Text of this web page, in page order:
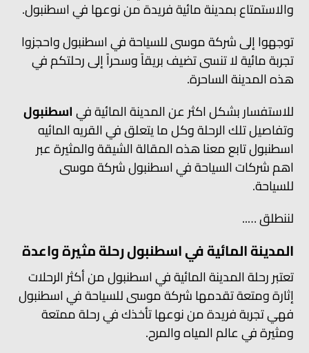
والاستمتاع بمدينة مائية فريدة من نوعها في اسطنبول.
توجهوا إلى شركة موسى للسياحة في اسطنبول واحجزوا
تجربة مائية لا تنسى تضيف بريقاً وسحراً إلى رحلتكم في
هذه المدينة الساحرة.
للاستفسار بشكل اكثر عن المدينة المائية فياسطنبول
وتفاصيل تلك الرحلة وكل ما يتعلق في القريه المائيه
اسطنبول تابع معنا هذه المقالة الشيقة والمثيرة عبر
اهم شركات السياحة في اسطنبول شركة موسى
للسياحة.
لننطلق …..
المدينة المائية في اسطنبول رحلة مثيرة واعدة
تعتبر رحلة المدينة المائية في اسطنبول من أكثر الرحلات
إثارة ومتعة تقدمها شركة موسى للسياحة في اسطنبول
فهي تجربة فريدة من نوعها تأخذك في رحلة ممتعة
ومثيرة في عالم المياه والمرح.